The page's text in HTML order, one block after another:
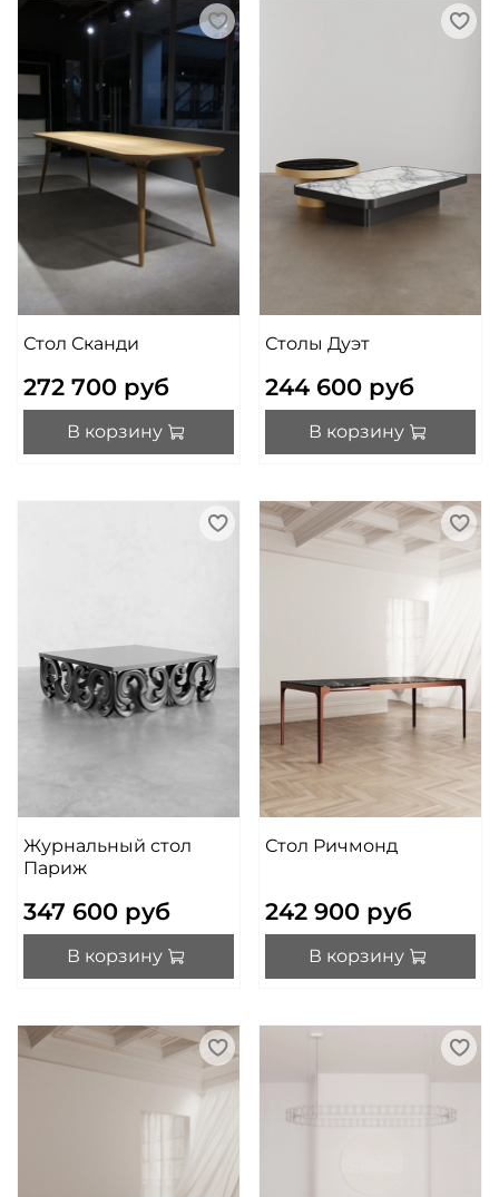
Стол Сканди
272 700 руб
В корзину
Столы Дуэт
244 600 руб
В корзину
Журнальный стол
Париж
347 600 руб
В корзину
Стол Ричмонд
242 900 руб
В корзину